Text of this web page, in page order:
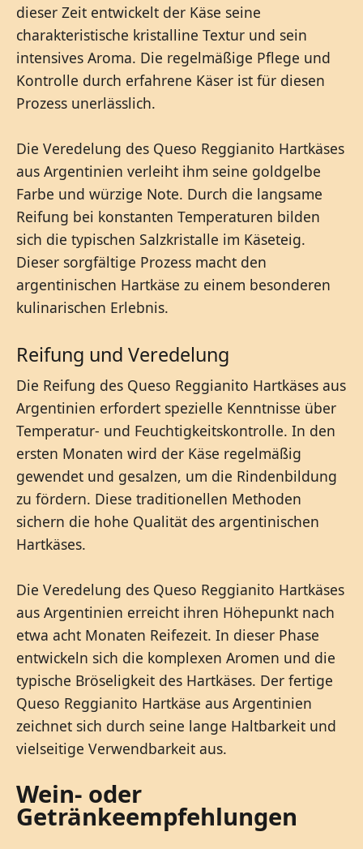
dieser Zeit entwickelt der Käse seine
charakteristische kristalline Textur und sein
intensives Aroma. Die regelmäßige Pflege und
Kontrolle durch erfahrene Käser ist für diesen
Prozess unerlässlich.
Die Veredelung des Queso Reggianito Hartkäses
aus Argentinien verleiht ihm seine goldgelbe
Farbe und würzige Note. Durch die langsame
Reifung bei konstanten Temperaturen bilden
sich die typischen Salzkristalle im Käseteig.
Dieser sorgfältige Prozess macht den
argentinischen Hartkäse zu einem besonderen
kulinarischen Erlebnis.
Reifung und Veredelung
Die Reifung des Queso Reggianito Hartkäses aus
Argentinien erfordert spezielle Kenntnisse über
Temperatur- und Feuchtigkeitskontrolle. In den
ersten Monaten wird der Käse regelmäßig
gewendet und gesalzen, um die Rindenbildung
zu fördern. Diese traditionellen Methoden
sichern die hohe Qualität des argentinischen
Hartkäses.
Die Veredelung des Queso Reggianito Hartkäses
aus Argentinien erreicht ihren Höhepunkt nach
etwa acht Monaten Reifezeit. In dieser Phase
entwickeln sich die komplexen Aromen und die
typische Bröseligkeit des Hartkäses. Der fertige
Queso Reggianito Hartkäse aus Argentinien
zeichnet sich durch seine lange Haltbarkeit und
vielseitige Verwendbarkeit aus.
Wein- oder
Getränkeempfehlungen